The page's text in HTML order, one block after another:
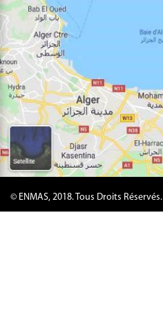
© ENMAS, 2018. Tous Droits Réservés.